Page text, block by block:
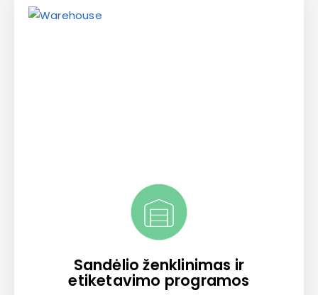
Sandėlio ženklinimas ir
etiketavimo programos